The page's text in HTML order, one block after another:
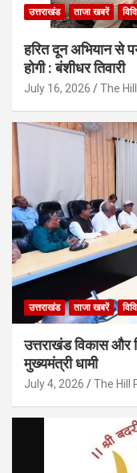
उत्तराखंड ताजा खबरें
हरित दून अभियान से
होगी : बंशीधर तिवारी
July 16, 2026 The
उत्तराखंड ताजा खबरें
उत्तराखंड विकास और
मुख्यमंत्री धामी
July 4, 2026 The Hill